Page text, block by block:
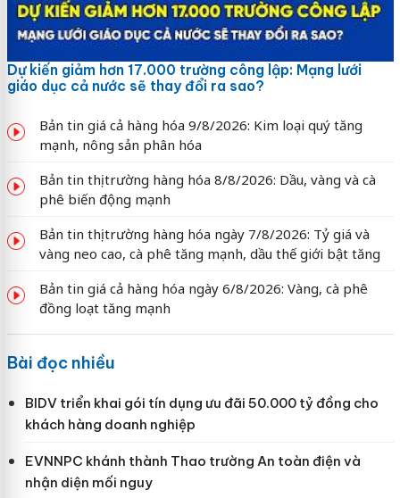
Dự kiến giảm hơn 17.000 trường công lập: Mạng lưới
giáo dục cả nước sẽ thay đổi ra sao?
Bản tin giá cả hàng hóa 9/8/2026: Kim loại quý tăng
mạnh, nông sản phân hóa
Bản tin thị trường hàng hóa 8/8/2026: Dầu, vàng và cà
phê biến động mạnh
Bản tin thị trường hàng hóa ngày 7/8/2026: Tỷ giá và
vàng neo cao, cà phê tăng mạnh, dầu thế giới bật tăng
Bản tin giá cả hàng hóa ngày 6/8/2026: Vàng, cà phê
đồng loạt tăng mạnh
Bài đọc nhiều
BIDV triển khai gói tín dụng ưu đãi 50.000 tỷ đồng cho
khách hàng doanh nghiệp
EVNNPC khánh thành Thao trường An toàn điện và
nhận diện mối nguy